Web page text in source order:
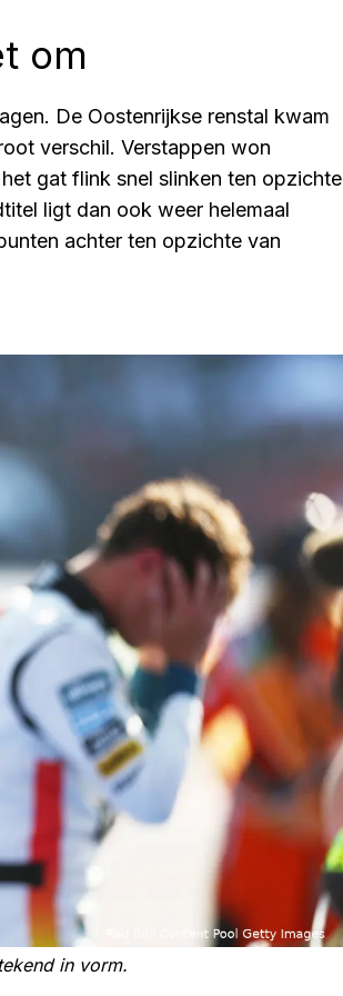
om
De Oostenrijkse renstal kwam
verschil. Verstappen won
gat flink snel slinken ten opzichte
ligt dan ook weer helemaal
achter ten opzichte van
in vorm.